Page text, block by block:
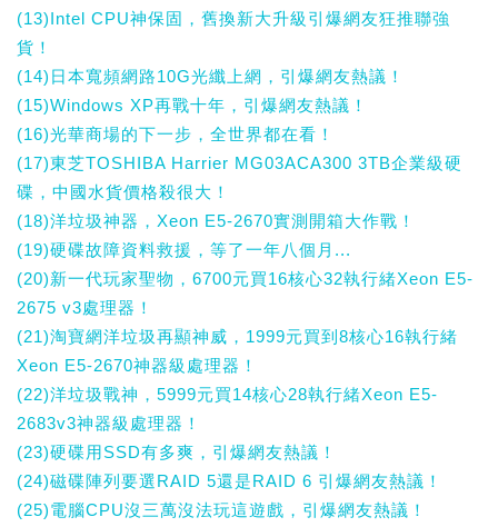
(13)Intel CPU神保固，舊換新大升級引爆網友狂推聯強
貨！
(14)日本寬頻網路10G光纖上網，引爆網友熱議！
(15)Windows XP再戰十年，引爆網友熱議！
(16)光華商場的下一步，全世界都在看！
(17)東芝TOSHIBA Harrier MG03ACA300 3TB企業級硬
碟，中國水貨價格殺很大！
(18)洋垃圾神器，Xeon E5-2670實測開箱大作戰！
(19)硬碟故障資料救援，等了一年八個月...
(20)新一代玩家聖物，6700元買16核心32執行緒Xeon E5-
2675 v3處理器！
(21)淘寶網洋垃圾再顯神威，1999元買到8核心16執行緒
Xeon E5-2670神器級處理器！
(22)洋垃圾戰神，5999元買14核心28執行緒Xeon E5-
2683v3神器級處理器！
(23)硬碟用SSD有多爽，引爆網友熱議！
(24)磁碟陣列要選RAID 5還是RAID 6 引爆網友熱議！
(25)電腦CPU沒三萬沒法玩這遊戲，引爆網友熱議！